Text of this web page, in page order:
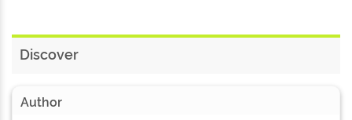
Discover
Author